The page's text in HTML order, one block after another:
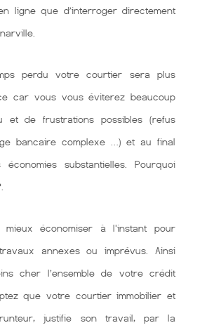
ligne que d’interroger directement
perdu votre courtier sera plus
car vous vous éviterez beaucoup
et de frustrations possibles (refus
bancaire complexe …) et au final
substantielles. Pourquoi
économiser à l'instant pour
annexes ou imprévus. Ainsi
cher l’ensemble de votre crédit
que votre courtier immobilier et
justifie son travail, par la